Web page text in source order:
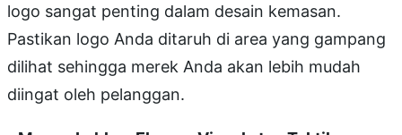
logo sangat penting dalam desain kemasan.
Pastikan logo Anda ditaruh di area yang gampang
dilihat sehingga merek Anda akan lebih mudah
diingat oleh pelanggan.